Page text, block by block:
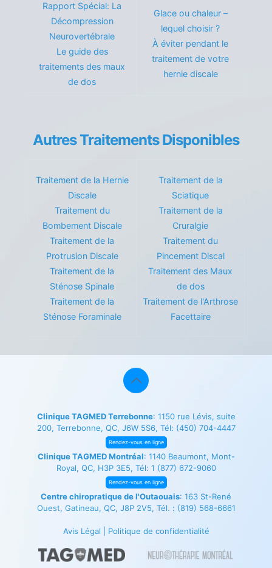
Rapport Spécial: La
Décompression
Neurovertébrale
Le guide des
traitements des maux
de dos
Glace ou chaleur –
lequel choisir ?
À éviter pendant le
traitement de votre
hernie discale
Autres Traitements Disponibles
Traitement de la Hernie
Discale
Traitement du
Bombement Discale
Traitement de la
Protrusion Discale
Traitement de la
Sténose Spinale
Traitement de la
Sténose Foraminale
Traitement de la
Sciatique
Traitement de la
Cruralgie
Traitement du
Pincement Discal
Traitement des Maux
de dos
Traitement de l'Arthrose
Facettaire
Clinique TAGMED Terrebonne: 1150 rue Lévis, suite
200, Terrebonne, QC, J6W 5S6, Tél: (450) 704-4447
Rendez-vous en ligne
Clinique TAGMED Montréal: 1140 Beaumont, Mont-
Royal, QC, H3P 3E5, Tél: 1 (877) 672-9060
Rendez-vous en ligne
Centre chiropratique de l'Outaouais: 163 St-René
Ouest, Gatineau, QC, J8P 2V5, Tél. : (819) 568-6661
Avis Légal Politique de confidentialité